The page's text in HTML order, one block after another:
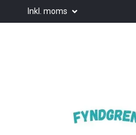
Inkl. moms